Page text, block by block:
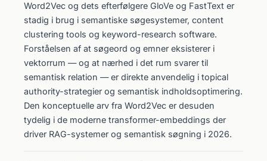
Word2Vec og dets efterfølgere GloVe og FastText er
stadig i brug i semantiske søgesystemer, content
clustering tools og keyword-research software.
Forståelsen af at søgeord og emner eksisterer i
vektorrum — og at nærhed i det rum svarer til
semantisk relation — er direkte anvendelig i topical
authority-strategier og semantisk indholdsoptimering.
Den konceptuelle arv fra Word2Vec er desuden
tydelig i de moderne transformer-embeddings der
driver RAG-systemer og semantisk søgning i 2026.